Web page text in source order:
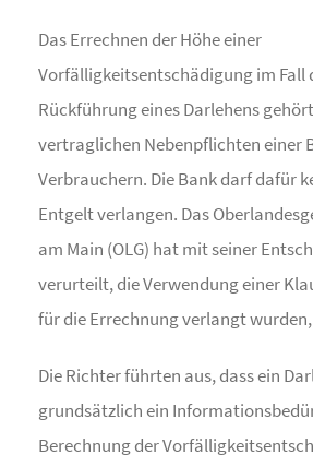
Das Errechnen der Höhe einer
Vorfälligkeitsentschädigung im Fall
Rückführung eines Darlehens
vertraglichen Nebenpflichten einer
Verbrauchern. Die Bank darf dafür
Entgelt verlangen. Das
am Main (OLG) hat mit seiner
verurteilt, die Verwendung einer
für die Errechnung verlangt
Die Richter führten aus, dass ein
grundsätzlich ein
Berechnung der